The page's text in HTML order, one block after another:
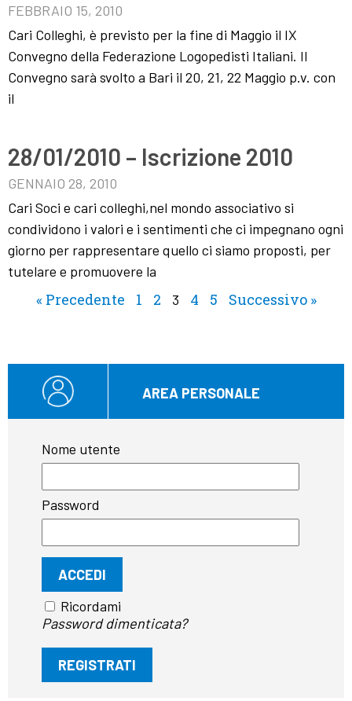
FEBBRAIO 15, 2010
Cari Colleghi, è previsto per la fine di Maggio il IX
Convegno della Federazione Logopedisti Italiani. Il
Convegno sarà svolto a Bari il 20, 21, 22 Maggio p.v. con
il
28/01/2010 – Iscrizione 2010
GENNAIO 28, 2010
Cari Soci e cari colleghi,nel mondo associativo si
condividono i valori e i sentimenti che ci impegnano ogni
giorno per rappresentare quello ci siamo proposti, per
tutelare e promuovere la
« Precedente 1 2 3 4 5 Successivo »
AREA PERSONALE
Nome utente
Password
Ricordami
Password dimenticata?
REGISTRATI